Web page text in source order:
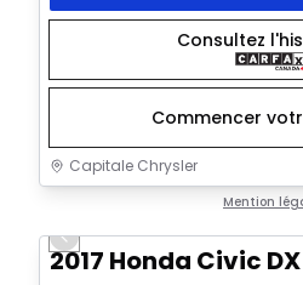
Consultez
Commencer
Capitale Chrysler
Mention
Vidéo disponible
Previous slide
2017 Honda Civic DX